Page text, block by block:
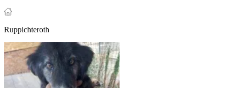
Ruppichteroth